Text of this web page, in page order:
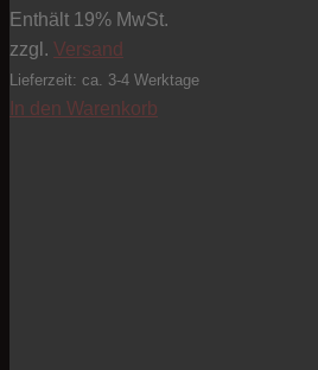
Enthält 19% MwSt.
zzgl. Versand
Lieferzeit: ca. 3-4 Werktage
In den Warenkorb